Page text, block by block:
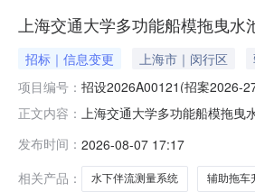
上海交通大学多功能船模拖曳
招标｜信息变更 上海市｜闵行区
项目编号： 招设2026A00121(招案2026-
正文内容： 上海交通大学多功能船模拖
事项：采购文件更正内容：1
交通大学船模拖曳水池实
发布时间： 2026-08-07 17:17
相关产品：
水下伴流测量系统 辅助拖车